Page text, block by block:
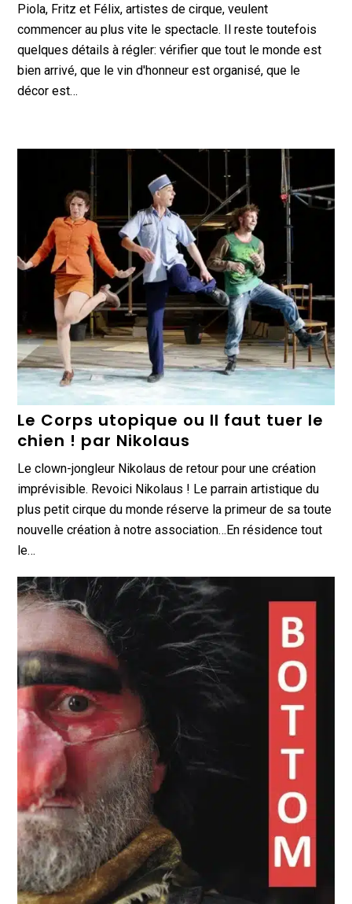
Piola, Fritz et Félix, artistes de cirque, veulent
commencer au plus vite le spectacle. Il reste toutefois
quelques détails à régler: vérifier que tout le monde est
bien arrivé, que le vin d'honneur est organisé, que le
décor est…
Le Corps utopique ou Il faut tuer le
chien ! par Nikolaus
Le clown-jongleur Nikolaus de retour pour une création
imprévisible. Revoici Nikolaus ! Le parrain artistique du
plus petit cirque du monde réserve la primeur de sa toute
nouvelle création à notre association…En résidence tout
le…